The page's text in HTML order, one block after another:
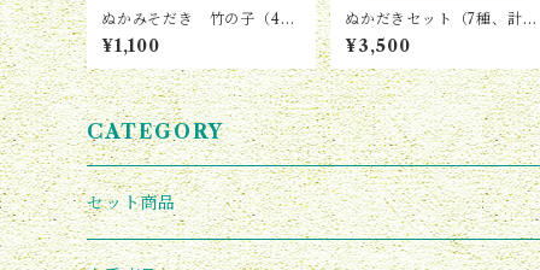
ぬかみそだき 竹の子（4個
入り）
¥1,100
ぬかだきセット（7種、計4
パック）
¥3,500
CATEGORY
セット商品